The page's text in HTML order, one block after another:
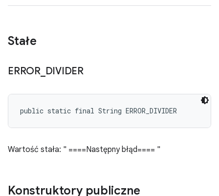
Stałe
ERROR_ DIVIDER
public static final String ERROR_DIVIDER
Wartość stała: " ====Następny błąd==== "
Konstruktory publiczne